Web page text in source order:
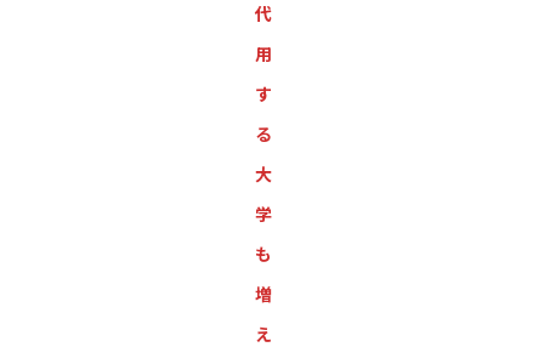
代
用
す
る
大
学
も
増
え